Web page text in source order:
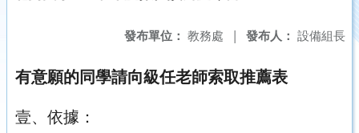
發布人： 設備組長
發布單位： 教務處 |
有意願的同學請向級任老師索取推薦表
壹、依據：